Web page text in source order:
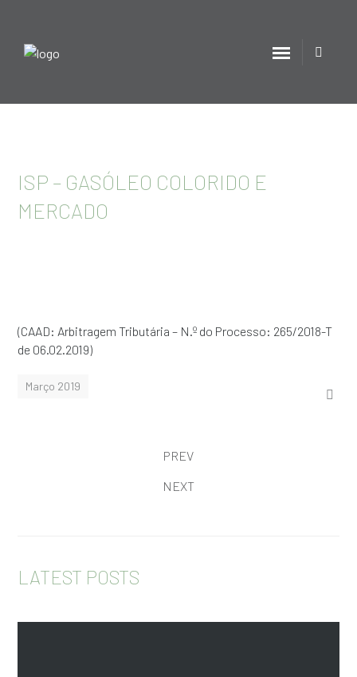
ISP – GASÓLEO COLORIDO E
MERCADO
(CAAD: Arbitragem Tributária – N.º do Processo: 265/2018-T
de 06.02.2019)
Março 2019
PREV
NEXT
LATEST POSTS